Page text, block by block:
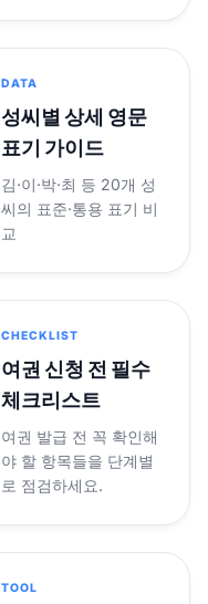
DATA
성씨별 상세 영문
표기 가이드
김·이·박·최 등 20개 성
씨의 표준·통용 표기 비
교
CHECKLIST
여권 신청 전 필수
체크리스트
여권 발급 전 꼭 확인해
야 할 항목들을 단계별
로 점검하세요.
TOOL